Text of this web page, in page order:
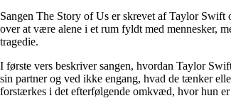
Sangen The Story of Us er skrevet af Taylor
over at være alene i et rum fyldt med mennesker,
tragedie.
I første vers beskriver sangen, hvordan Taylor
sin partner og ved ikke engang, hvad de tænker
forstærkes i det efterfølgende omkvæd, hvor hun er